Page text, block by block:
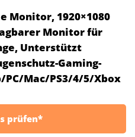
Monitor, 1920×1080
Monitor für
Unterstützt
Gaming-
Mac/PS3/4/5/Xbox
prüfen*